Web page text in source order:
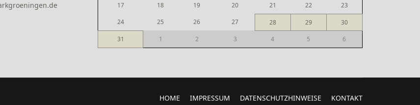
17 18 19 20 21 22
23
24
25 26 27 28 29
30
31
1 2 3 4 5 6
HOME IMPRESSUM DATENSCHUTZHINWEISE KONTAKT